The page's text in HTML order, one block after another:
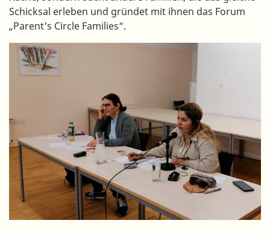
Schicksal erleben und gründet mit ihnen das Forum
„Parent's Circle Families“.